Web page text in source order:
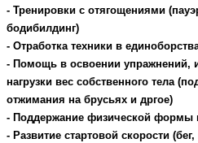
- Тренировки с отягощениями
бодибилдинг)
- Отработка техники в
- Помощь в освоении упражнений,
нагрузки вес собственного тела
отжимания на брусьях и дргое)
- Поддержание физической формы
- Развитие стартовой скорости